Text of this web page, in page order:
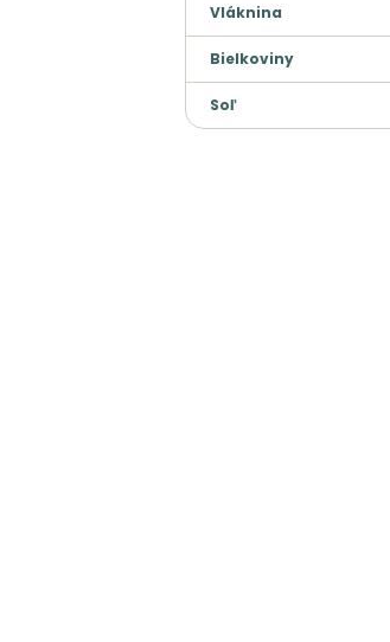
Vláknina
Bielkoviny
Soľ